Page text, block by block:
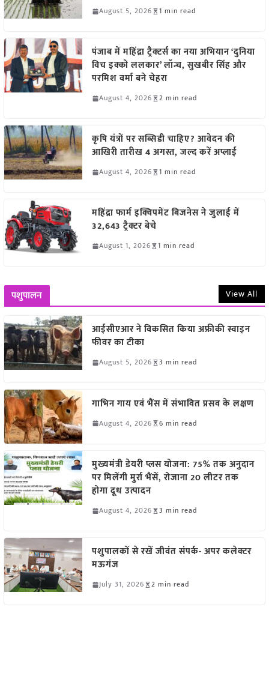
August 5, 2026 1 min read
पंजाब में महिंद्रा ट्रैक्टर्स का नया अभियान ‘दुनिया
विच इक्को ललकार’ लॉन्च, सुखबीर सिंह और
परमिश वर्मा बने चेहरा
August 4, 2026 2 min read
कृषि यंत्रों पर सब्सिडी चाहिए? आवेदन की
आखिरी तारीख 4 अगस्त, जल्द करें अप्लाई
August 4, 2026 1 min read
महिंद्रा फार्म इक्विपमेंट बिजनेस ने जुलाई में
32,643 ट्रैक्टर बेचे
August 1, 2026 1 min read
पशुपालन View All
आईसीएआर ने विकसित किया अफ्रीकी स्वाइन
फीवर का टीका
August 5, 2026 3 min read
गाभिन गाय एवं भैंस में संभावित प्रसव के लक्षण
August 4, 2026 6 min read
मुख्यमंत्री डेयरी प्लस योजना: 75% तक अनुदान
पर मिलेंगी मुर्रा भैंसें, रोजाना 20 लीटर तक
होगा दूध उत्पादन
August 4, 2026 3 min read
पशुपालकों से रखें जीवंत संपर्क- अपर कलेक्टर
मऊगंज
July 31, 2026 2 min read